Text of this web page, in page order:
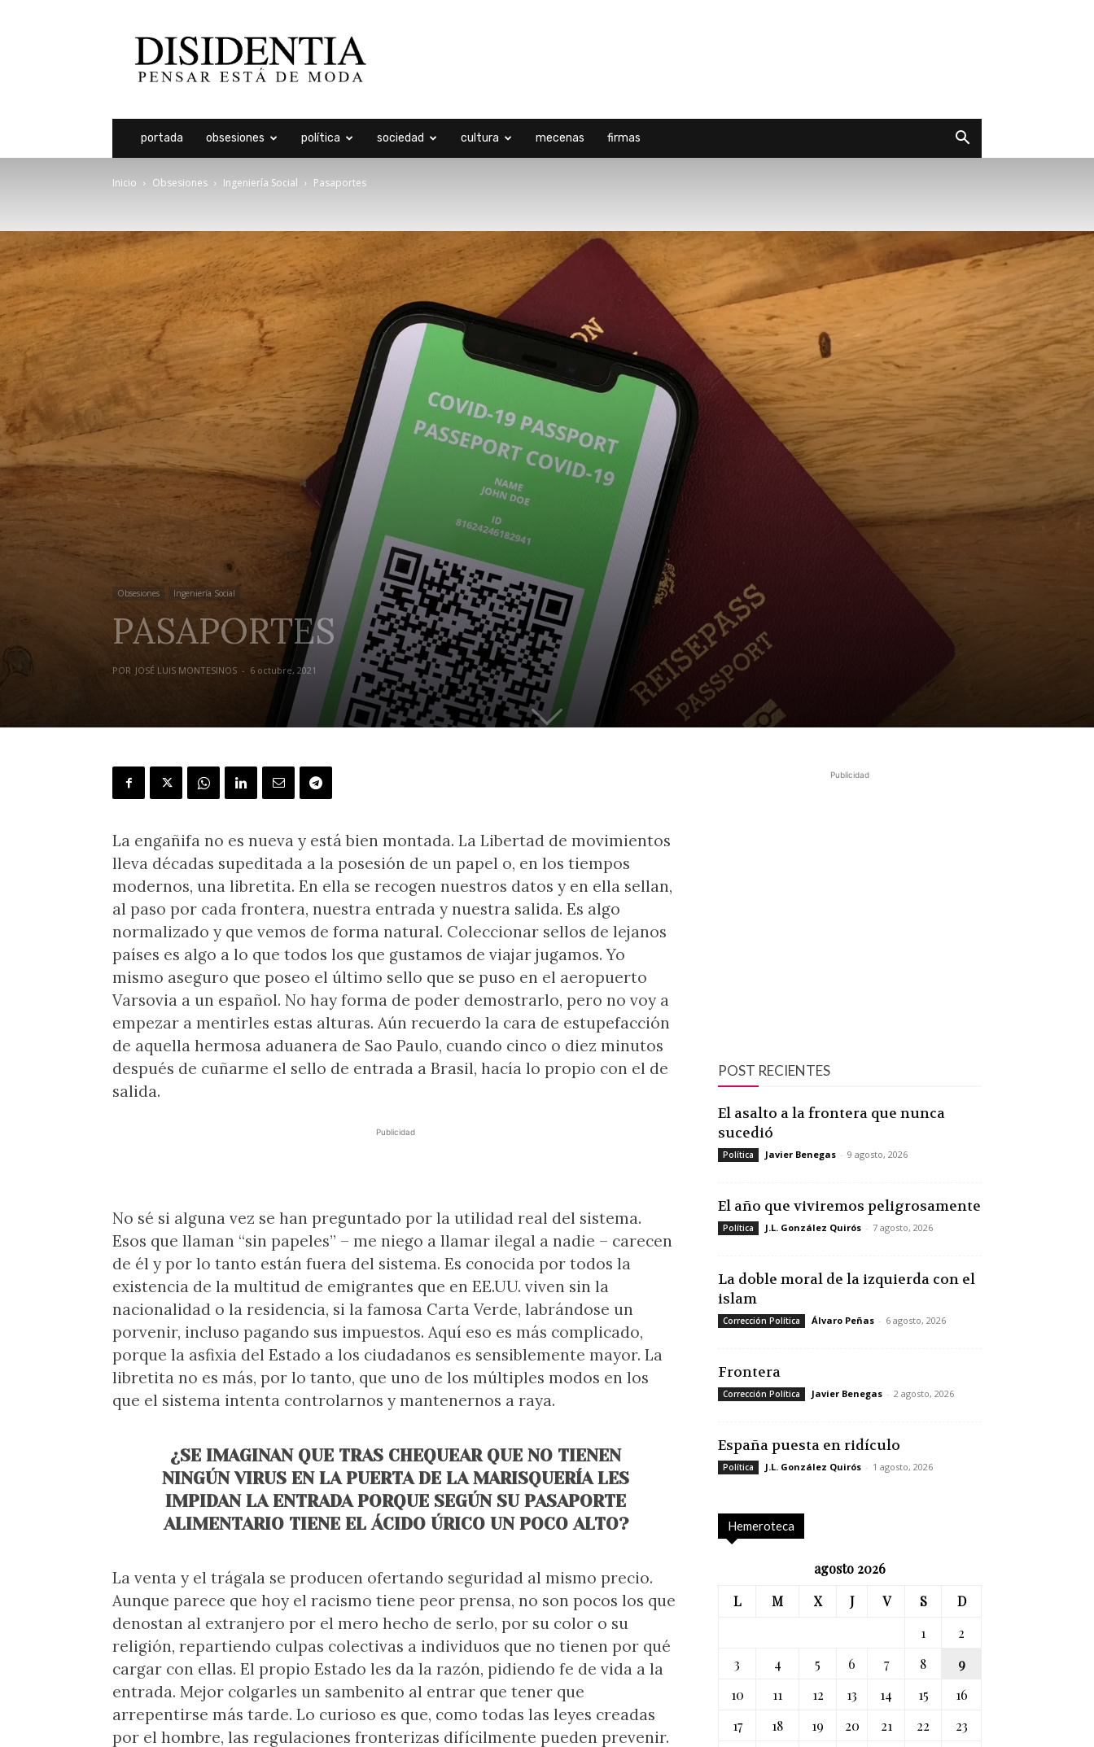
portada obsesiones política sociedad cultura mecenas firmas
Inicio Obsesiones Ingeniería Social Pasaportes
Obsesiones Ingeniería Social
PASAPORTES
POR JOSÉ LUIS MONTESINOS - 6 octubre, 2021
La engañifa no es nueva y está bien montada. La Libertad de movimientos
lleva décadas supeditada a la posesión de un papel o, en los tiempos
modernos, una libretita. En ella se recogen nuestros datos y en ella sellan,
al paso por cada frontera, nuestra entrada y nuestra salida. Es algo
normalizado y que vemos de forma natural. Coleccionar sellos de lejanos
países es algo a lo que todos los que gustamos de viajar jugamos. Yo
mismo aseguro que poseo el último sello que se puso en el aeropuerto
Varsovia a un español. No hay forma de poder demostrarlo, pero no voy a
empezar a mentirles estas alturas. Aún recuerdo la cara de estupefacción
de aquella hermosa aduanera de Sao Paulo, cuando cinco o diez minutos
después de cuñarme el sello de entrada a Brasil, hacía lo propio con el de
salida.
Publicidad
No sé si alguna vez se han preguntado por la utilidad real del sistema.
Esos que llaman “sin papeles” – me niego a llamar ilegal a nadie – carecen
de él y por lo tanto están fuera del sistema. Es conocida por todos la
existencia de la multitud de emigrantes que en EE.UU. viven sin la
nacionalidad o la residencia, si la famosa Carta Verde, labrándose un
porvenir, incluso pagando sus impuestos. Aquí eso es más complicado,
porque la asfixia del Estado a los ciudadanos es sensiblemente mayor. La
libretita no es más, por lo tanto, que uno de los múltiples modos en los
que el sistema intenta controlarnos y mantenernos a raya.
¿SE IMAGINAN QUE TRAS CHEQUEAR QUE NO TIENEN
NINGÚN VIRUS EN LA PUERTA DE LA MARISQUERÍA LES
IMPIDAN LA ENTRADA PORQUE SEGÚN SU PASAPORTE
ALIMENTARIO TIENE EL ÁCIDO ÚRICO UN POCO ALTO?
La venta y el trágala se producen ofertando seguridad al mismo precio.
Aunque parece que hoy el racismo tiene peor prensa, no son pocos los que
denostan al extranjero por el mero hecho de serlo, por su color o su
religión, repartiendo culpas colectivas a individuos que no tienen por qué
cargar con ellas. El propio Estado les da la razón, pidiendo fe de vida a la
entrada. Mejor colgarles un sambenito al entrar que tener que
arrepentirse más tarde. Lo curioso es que, como todas las leyes creadas
por el hombre, las regulaciones fronterizas difícilmente pueden prevenir.
Publicidad
POST RECIENTES
El asalto a la frontera que nunca
sucedió
Política Javier Benegas - 9 agosto, 2026
El año que viviremos peligrosamente
Política J.L. González Quirós - 7 agosto, 2026
La doble moral de la izquierda con el
islam
Corrección Política Álvaro Peñas - 6 agosto, 2026
Frontera
Corrección Política Javier Benegas - 2 agosto, 2026
España puesta en ridículo
Política J.L. González Quirós - 1 agosto, 2026
Hemeroteca
agosto 2026
L
M X J V S
D
1
2
3
4 5 6 7 8
9
10
11 12 13 14 15
16
17
18 19 20 21 22
23